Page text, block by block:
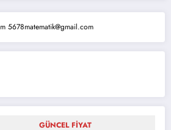
5678matematik@gmail.com
GÜNCEL FİYAT